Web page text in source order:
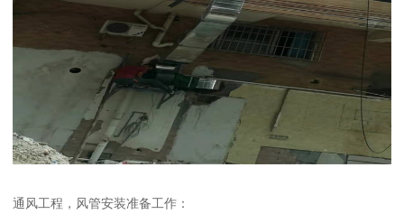
通风工程，风管安装准备工作：